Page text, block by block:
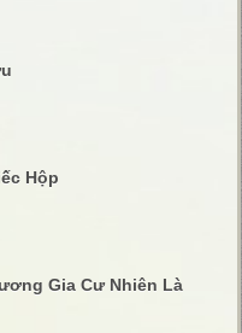
Hộp
Gia Cư Nhiên Là